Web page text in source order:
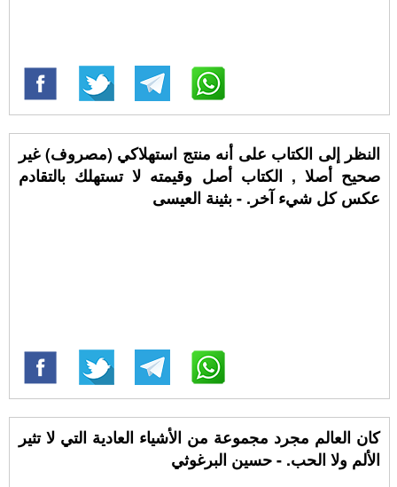
‏النظر إلى الكتاب على أنه منتج استهلاكي (مصروف) غير
صحيح أصلا , الكتاب أصل وقيمته لا تستهلك بالتقادم
عكس كل شيء آخر. - بثينة العيسى
كان العالم مجرد مجموعة من الأشياء العادية التي لا تثير
الألم ولا الحب. - حسين البرغوثي